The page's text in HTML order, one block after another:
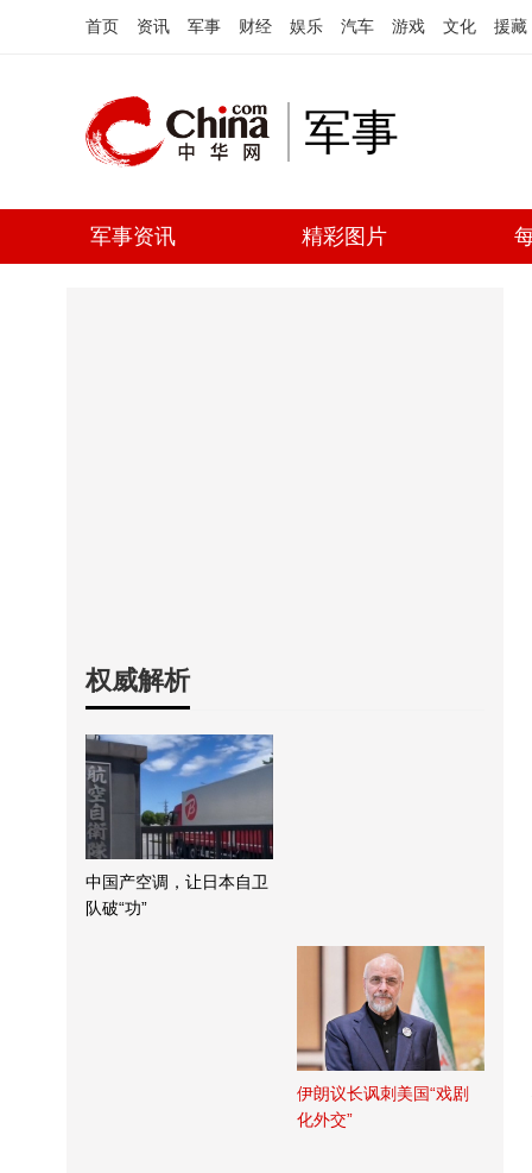
首页 资讯 军事 财经 娱乐 汽车 游戏 文化 援藏
军事
军事资讯 精彩图片
权威解析
中国产空调，让日本自卫
队破“功”
伊朗议长讽刺美国“戏剧
化外交”